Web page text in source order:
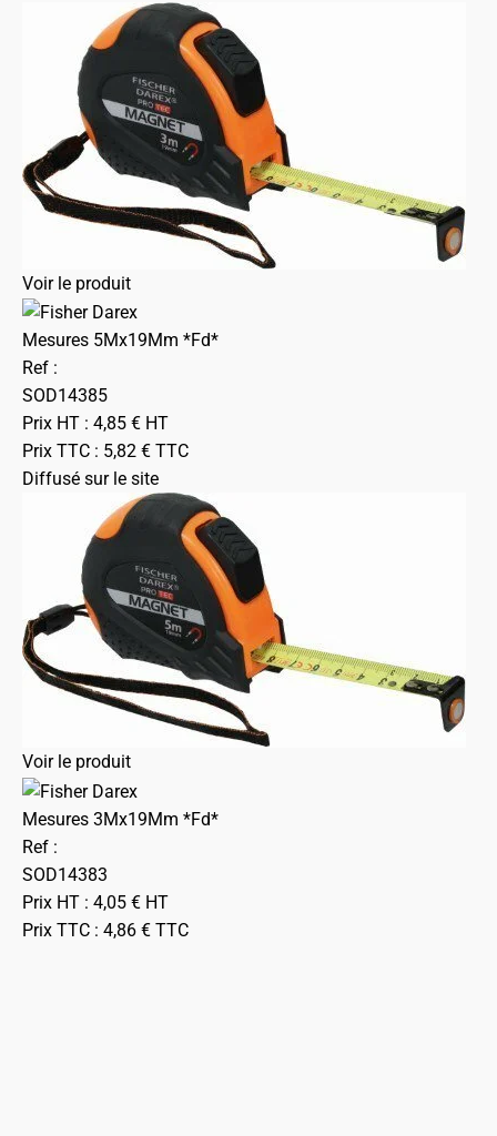
Voir le produit
Mesures 5Mx19Mm *Fd*
Ref :
SOD14385
Prix HT : 4,85 € HT
Prix TTC : 5,82 € TTC
Diffusé sur le site
Voir le produit
Mesures 3Mx19Mm *Fd*
Ref :
SOD14383
Prix HT : 4,05 € HT
Prix TTC : 4,86 € TTC